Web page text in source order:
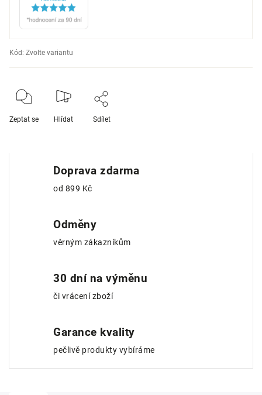
Kód: Zvolte variantu
Zeptat se Hlídat Sdílet
Doprava zdarma
od 899 Kč
Odměny
věrným zákazníkům
30 dní na výměnu
či vrácení zboží
Garance kvality
pečlivě produkty vybíráme